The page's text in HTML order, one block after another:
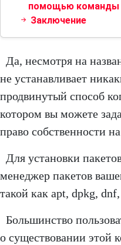
помощью команды
Заключение
Да, несмотря на
не устанавливает
продвинутый способ
котором вы можете
право собственности
Для установки
менеджер пакетов
такой как apt, dpkg,
Большинство
о существовании этой